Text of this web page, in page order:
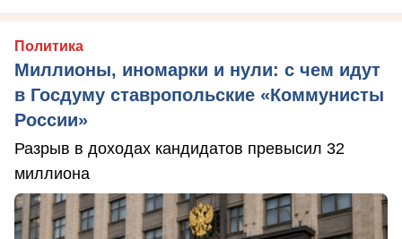
Политика
Миллионы, иномарки и нули: с чем идут
в Госдуму ставропольские «Коммунисты
России»
Разрыв в доходах кандидатов превысил 32
миллиона